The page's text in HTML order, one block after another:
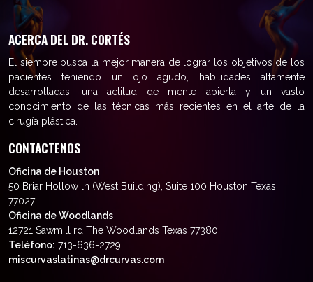
ACERCA DEL DR. CORTÉS
El siempre busca la mejor manera de lograr los objetivos de los
pacientes teniendo un ojo agudo, habilidades altamente
desarrolladas, una actitud de mente abierta y un vasto
conocimiento de las técnicas más recientes en el arte de la
cirugía plástica.
CONTACTENOS
Oficina de Houston
50 Briar Hollow ln (West Building), Suite 100 Houston Texas
77027
Oficina de Woodlands
12721 Sawmill rd The Woodlands Texas 77380
Teléfono: 713-636-2729
miscurvaslatinas@drcurvas.com